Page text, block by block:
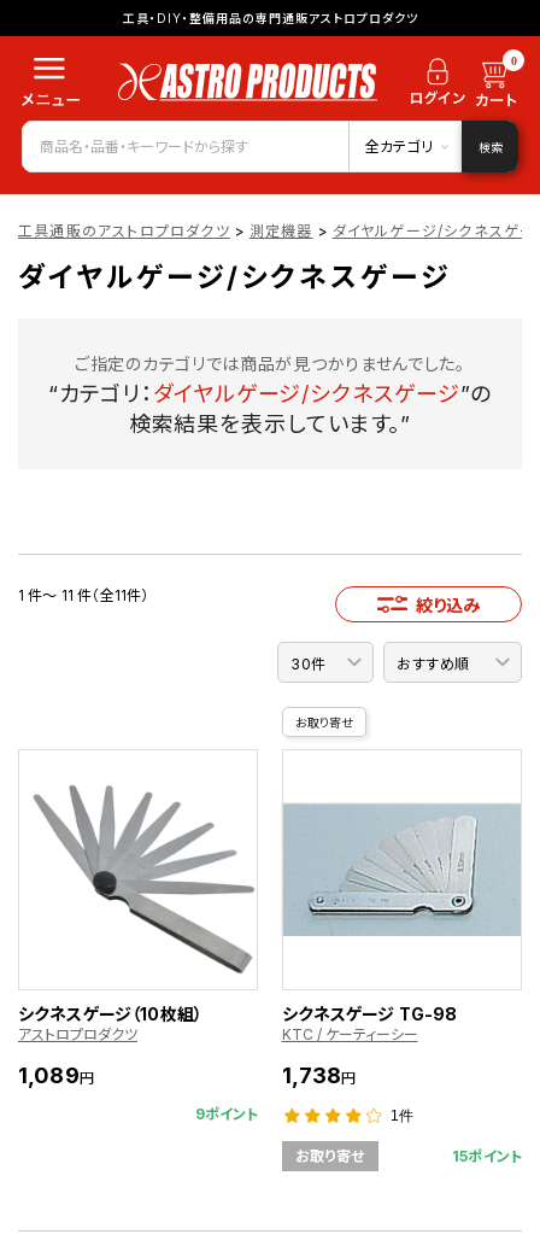
工具・DIY・整備用品の専門通販アストロプロダクツ
0
全カテゴリ 検索
工具通販のアストロプロダクツ > 測定機器 > ダイヤルゲージ/シクネスゲー
ダイヤルゲージ/シクネスゲージ
ご指定のカテゴリでは商品が見つかりませんでした。
“カテゴリ： ダイヤルゲージ/シクネスゲージ”の
検索結果を表示しています。”
1 件～ 11 件（全11件） 絞り込み
シクネスゲージ（10枚組）
アストロプロダクツ
1,089円
9ポイント
お取り寄せ
シクネスゲージ TG-98
KTC / ケーティーシー
1,738円
1件
お取り寄せ 15ポイント